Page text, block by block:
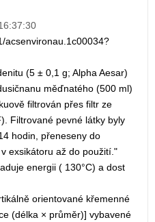
acsenvironau.1c00034?
(5 ± 0,1 g; Alpha Aesar)
měďnatého (500 ml)
filtrován přes filtr ze
Filtrované pevné látky byly
hodin, přeneseny do
exsikátoru až do použití."
energii ( 130°C) a dost
orientované křemenné
(délka × průměr)] vybavené